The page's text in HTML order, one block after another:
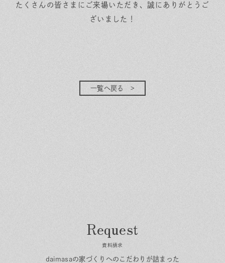
たくさんの皆さまにご来場いただき、誠にありがとうご
ざいました！
一覧へ戻る
資料請求
daimasaの家づくりへのこだわりが詰まった